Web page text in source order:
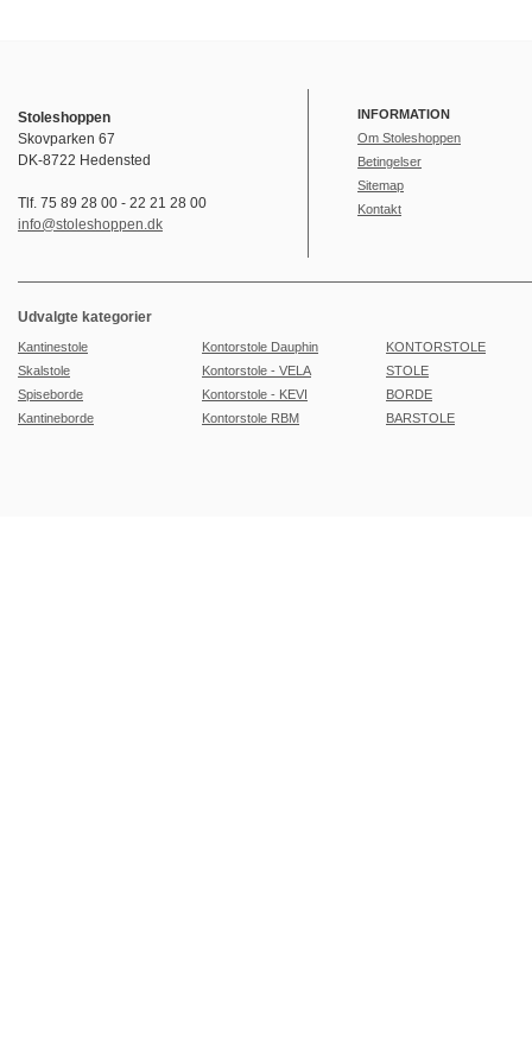
Stoleshoppen
Skovparken 67
DK-8722 Hedensted
Tlf. 75 89 28 00 - 22 21 28 00
info@stoleshoppen.dk
INFORMATION
Om Stoleshoppen
Betingelser
Sitemap
Kontakt
Udvalgte kategorier
Kantinestole
Skalstole
Spiseborde
Kantineborde
Kontorstole Dauphin
Kontorstole - VELA
Kontorstole - KEVI
Kontorstole RBM
KONTORSTOLE
STOLE
BORDE
BARSTOLE